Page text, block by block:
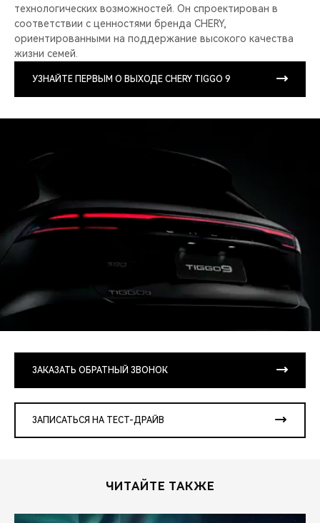
технологических возможностей. Он спроектирован в
соответствии с ценностями бренда CHERY,
ориентированными на поддержание высокого качества
жизни семей.
УЗНАЙТЕ ПЕРВЫМ О ВЫХОДЕ CHERY TIGGO 9
ЗАКАЗАТЬ ОБРАТНЫЙ ЗВОНОК
ЗАПИСАТЬСЯ НА ТЕСТ-ДРАЙВ
ЧИТАЙТЕ ТАКЖЕ